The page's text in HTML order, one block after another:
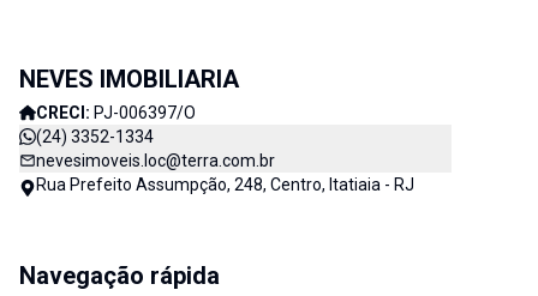
NEVES IMOBILIARIA
CRECI: PJ-006397/O
(24) 3352-1334
nevesimoveis.loc@terra.com.br
Rua Prefeito Assumpção, 248, Centro, Itatiaia - RJ
Navegação rápida